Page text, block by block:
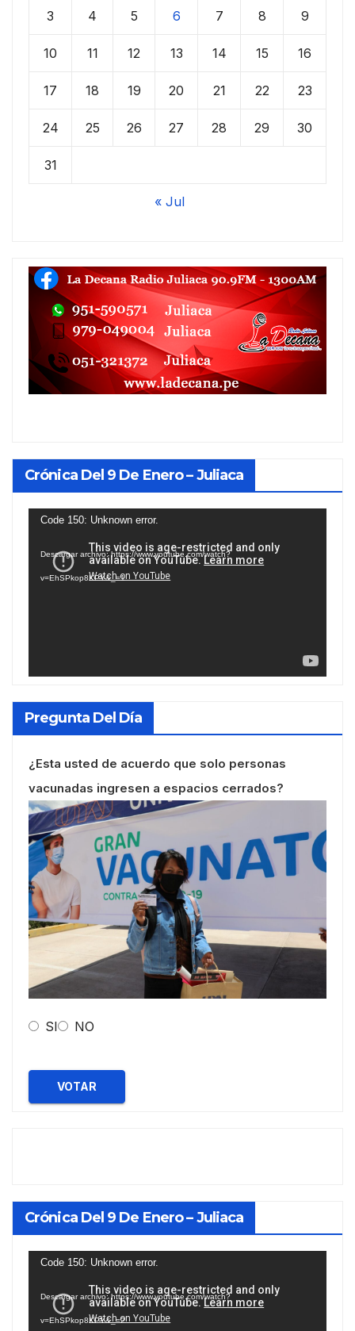
3 4 5 6 7 8 9
10 11 12 13 14 15 16
17 18 19 20 21 22 23
24 25 26 27 28 29 30
31
« Jul
Crónica Del 9 De Enero – Juliaca
Reproductor
vídeo
Code 150: Unknown error.
Descargar archivo: https://www.youtube.com/watch?
v=EhSPkop8KPY&_=1
Pregunta Del Día
¿Esta usted de acuerdo que solo personas
vacunadas ingresen a espacios cerrados?
SI NO
VOTAR
Crónica Del 9 De Enero – Juliaca
Reproductor
vídeo
Code 150: Unknown error.
Descargar archivo: https://www.youtube.com/watch?
v=EhSPkop8KPY&_=2